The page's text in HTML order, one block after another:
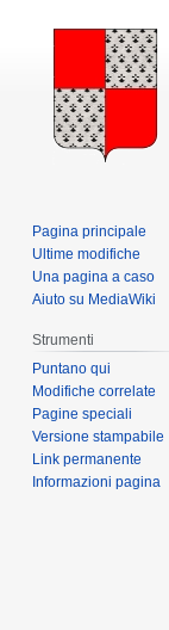
Pagina principale
Ultime modifiche
Una pagina a caso
Aiuto su MediaWiki
Strumenti
Puntano qui
Modifiche correlate
Pagine speciali
Versione stampabile
Link permanente
Informazioni pagina